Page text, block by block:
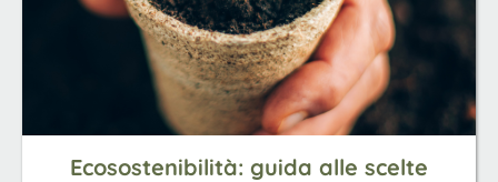
Ecosostenibilità: guida alle scelte